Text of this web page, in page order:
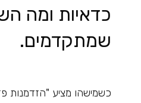
כדאיות ומה
שמתקדמים.
כשמישהו מציע "הזדמנות